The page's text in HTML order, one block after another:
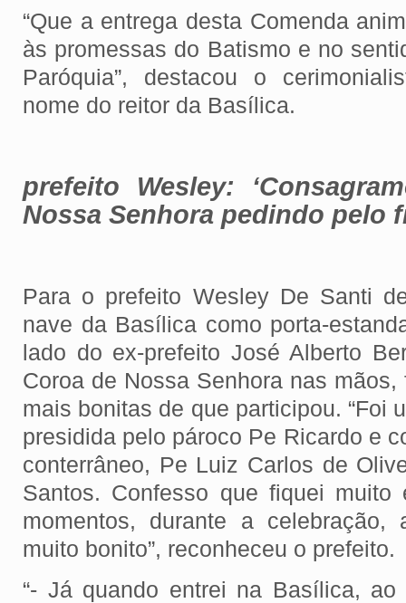
“Que a entrega desta Comenda
às promessas do Batismo e no
Paróquia”, destacou o
nome do reitor da Basílica.
prefeito Wesley:
Nossa Senhora pedindo pelo
Para o prefeito Wesley De Santi
nave da Basílica como porta-
lado do ex-prefeito José Alberto
Coroa de Nossa Senhora nas
mais bonitas de que participou. “Foi
presidida pelo pároco Pe Ricardo e
conterrâneo, Pe Luiz Carlos de
Santos. Confesso que fiquei muito
momentos, durante a celebração,
muito bonito”, reconheceu o prefeito.
“- Já quando entrei na Basílica,